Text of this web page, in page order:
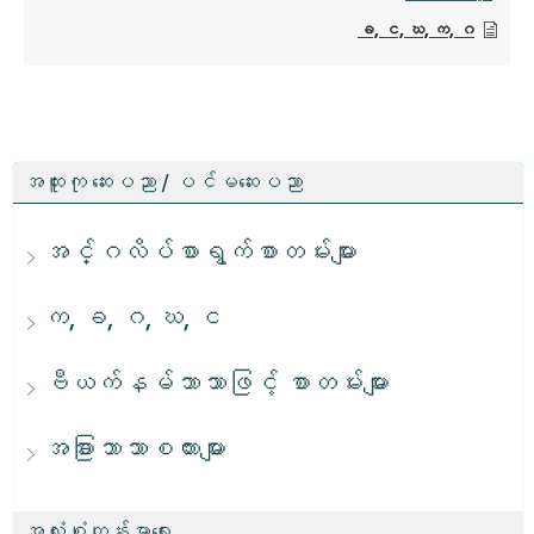
အထူးကု ဆေးပညာ / ပင်မဆေးပညာ
အင်္ဂလိပ်စာရွက်စာတမ်းများ
က, ခ, ဂ, ဃ, င
ဗီယက်နမ်ဘာသာဖြင့် စာတမ်းများ
အခြားဘာသာစကားများ
ခ, င, ဃ, က, ဂ